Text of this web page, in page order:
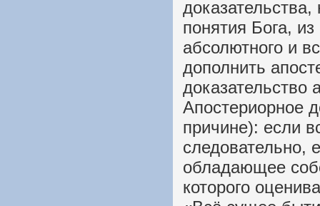
понятия Бога,
абсолютного и
дополнить
Апостериорное
причине): если
следовательно,
обладающее
которого